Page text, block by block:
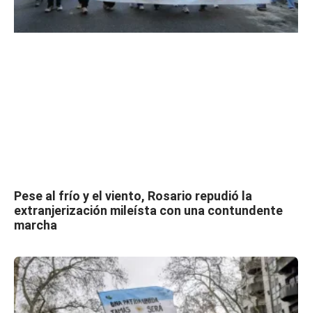
Pese al frío y el viento, Rosario repudió la
extranjerización mileísta con una contundente
marcha